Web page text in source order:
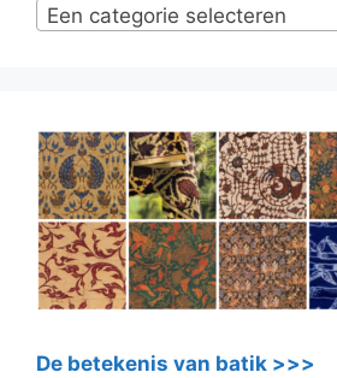
Een categorie selecteren
De betekenis van batik >>>